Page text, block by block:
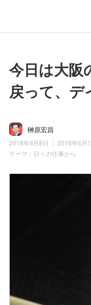
今日は大阪
戻って、デ
榊原宏昌
2018年6月8日
2018年6月
テーマ： 日々の仕事から